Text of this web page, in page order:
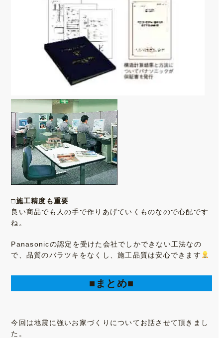
□施工精度も重要
良い商品でも人の手で作りあげていくものなので心配です
ね。
Panasonicの認定を受けた会社でしかできない工法なの
で、品質のバラツキをなくし、施工品質は安心できます
■まとめ■
今回は地震に強いお家づくりについてお話させて頂きまし
た。